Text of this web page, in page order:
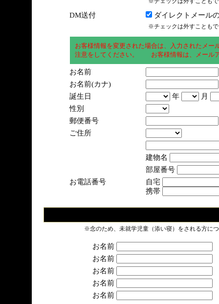
DM送付 ダイレクトメール
※チェックは外すことも
お客様情報を変更された場合は、入力されたメ
注意をしてください。 お客様情報は、メール
お名前
お名前(カナ)
誕生日
年
月
性別
郵便番号
ご住所
建物名
部屋番号
お電話番号
自宅
携帯
※念のため、未就学児童（添い寝）をされる方に
お名前
お名前
お名前
お名前
お名前